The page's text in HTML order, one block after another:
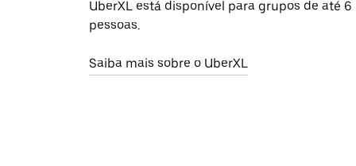
UberXL está disponível para grupos de até 6
pessoas.
Saiba mais sobre o UberXL